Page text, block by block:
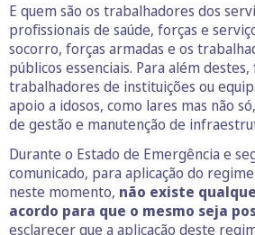
E quem são os trabalhadores dos
profissionais de saúde, forças e
socorro, forças armadas e os
públicos essenciais. Para além
trabalhadores de instituições ou
apoio a idosos, como lares mas não
de gestão e manutenção de
Durante o Estado de Emergência e
comunicado, para aplicação do
neste momento, não existe
acordo para que o mesmo seja
esclarecer que a aplicação deste